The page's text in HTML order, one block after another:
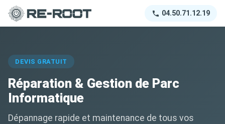
04.50.71.12.19
DEVIS GRATUIT
Réparation & Gestion de Parc
Informatique
Dépannage rapide et maintenance de tous vos